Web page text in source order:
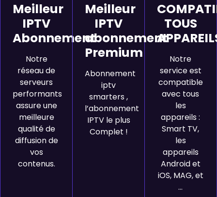
Meilleur
IPTV
Abonnement
Notre
réseau de
serveurs
performants
assure une
meilleure
qualité de
diffusion de
vos
contenus.
Meilleur
IPTV
abonnement
Premium
Abonnement
iptv
smarters ,
l’abonnement
IPTV le plus
Complet !
TOUS
Notre
service est
compatible
avec tous
les
appareils :
Smart TV,
les
appareils
Android et
iOS, MAG, et
…